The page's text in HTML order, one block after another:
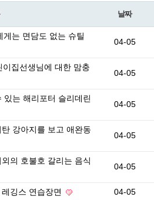
날짜
는 면담도 없는 슈틸
04-05
집선생님에 대한 맘충
04-05
있는 해리포터 슬리데린
04-05
강아지를 보고 애완동
04-05
의 호불호 갈리는 음식
04-05
깅스 연습장면
04-05